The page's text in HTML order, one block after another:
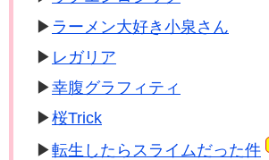
ラーメン大好き小泉さん
レガリア
幸腹グラフィティ
桜Trick
転生したらスライムだった件